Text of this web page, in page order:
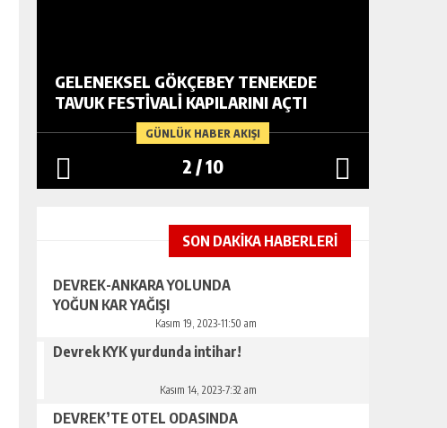
GÜNLÜK HABER AKIŞI
GELENEKSEL GÖKÇEBEY TENEKEDE
TAVUK FESTIVALI KAPILARINI AÇTI
2 /10
SON DAKİKA HABERLERİ
DEVREK-ANKARA YOLUNDA
YOĞUN KAR YAĞIŞI
Kasım 19, 2023-11:50 am
Devrek KYK yurdunda intihar!
Kasım 14, 2023-7:32 am
DEVREK’TE OTEL ODASINDA